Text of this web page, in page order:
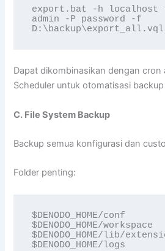
export.bat -h localhost
admin -P password -f
D:\backup\export_all.vql
Dapat dikombinasikan dengan cron
Scheduler untuk otomatisasi
C. File System Backup
Backup semua konfigurasi dan
Folder penting:
$DENODO_HOME/conf
$DENODO_HOME/workspace
$DENODO_HOME/lib/
$DENODO_HOME/logs